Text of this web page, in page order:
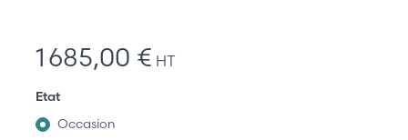
1 685,00 € HT
Etat
Occasion